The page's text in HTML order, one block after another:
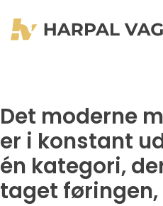
Det moderne
er i konstant
én kategori,
taget føringen,